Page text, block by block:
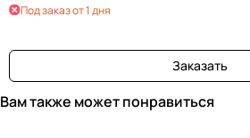
Под заказ от 1 дня
Заказать
Вам также может понравиться